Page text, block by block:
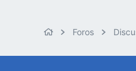
Foros